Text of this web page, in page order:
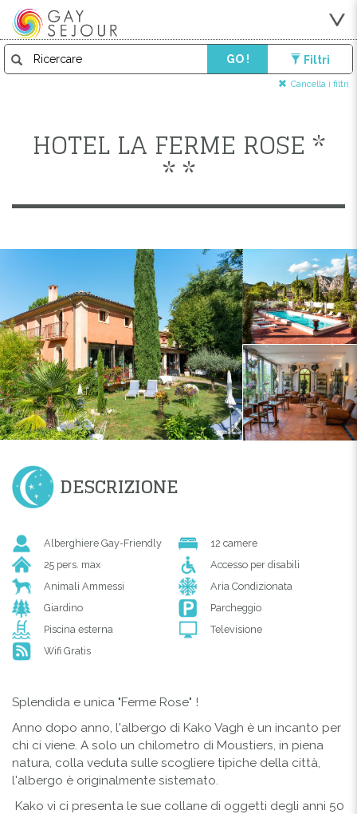
GO ! Filtri
Cancella i filtri
HOTEL LA FERME ROSE *
* *
DESCRIZIONE
Alberghiere Gay-Friendly
12 camere
25 pers. max
Accesso per disabili
Animali Ammessi
Aria Condizionata
Giardino
Parcheggio
Piscina esterna
Televisione
Wifi Gratis
Splendida e unica "Ferme Rose" !
Anno dopo anno, l'albergo di Kako Vagh è un incanto per
chi ci viene. A solo un chilometro di Moustiers, in piena
natura, colla veduta sulle scogliere tipiche della città,
l'albergo è originalmente sistemato.
Kako vi ci presenta le sue collane di oggetti degli anni 50